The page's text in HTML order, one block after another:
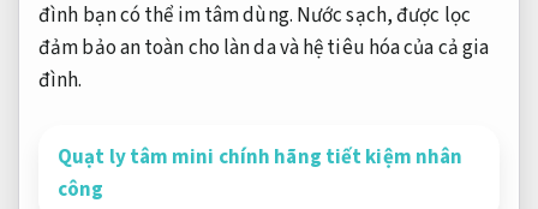
đình bạn có thể im tâm dùng. Nước sạch, được lọc
đảm bảo an toàn cho làn da và hệ tiêu hóa của cả gia
đình.
Quạt ly tâm mini chính hãng tiết kiệm nhân
công